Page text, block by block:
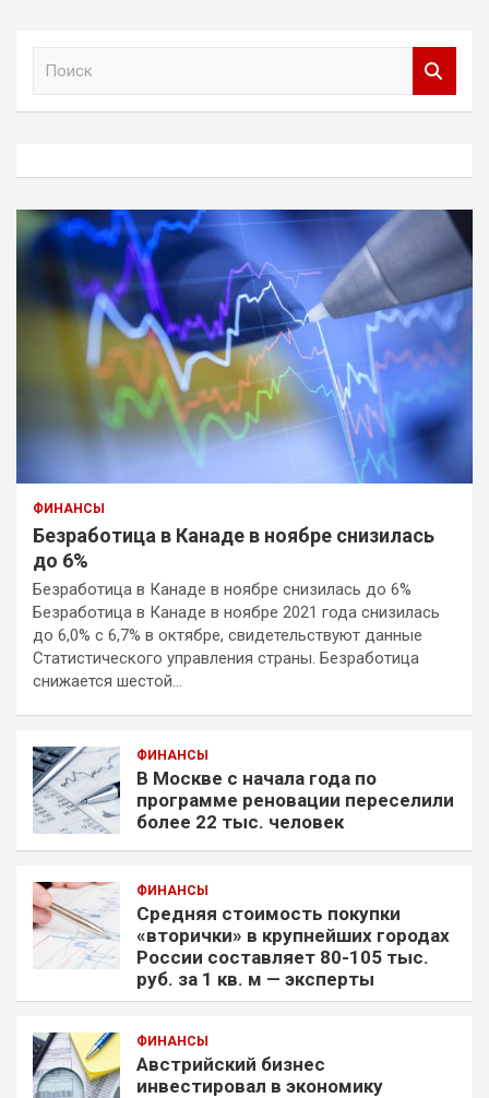
ФИНАНСЫ
Безработица в Канаде в ноябре снизилась
до 6%
Безработица в Канаде в ноябре снизилась до 6%
Безработица в Канаде в ноябре 2021 года снизилась
до 6,0% с 6,7% в октябре, свидетельствуют данные
Статистического управления страны. Безработица
снижается шестой…
ФИНАНСЫ
В Москве с начала года по
программе реновации переселили
более 22 тыс. человек
ФИНАНСЫ
Средняя стоимость покупки
«вторички» в крупнейших городах
России составляет 80-105 тыс.
руб. за 1 кв. м — эксперты
ФИНАНСЫ
Австрийский бизнес
инвестировал в экономику